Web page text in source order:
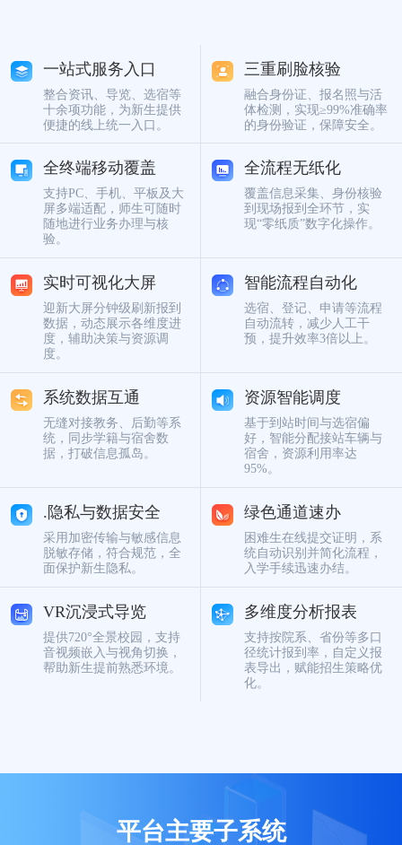
一站式服务入口
整合资讯、导览、选宿等
十余项功能，为新生提供
便捷的线上统一入口。
三重刷脸核验
融合身份证、报名照与活
体检测，实现≥99%准确率
的身份验证，保障安全。
全终端移动覆盖
支持PC、手机、平板及大
屏多端适配，师生可随时
随地进行业务办理与核
验。
全流程无纸化
覆盖信息采集、身份核验
到现场报到全环节，实
现“零纸质”数字化操作。
实时可视化大屏
迎新大屏分钟级刷新报到
数据，动态展示各维度进
度，辅助决策与资源调
度。
智能流程自动化
选宿、登记、申请等流程
自动流转，减少人工干
预，提升效率3倍以上。
系统数据互通
无缝对接教务、后勤等系
统，同步学籍与宿舍数
据，打破信息孤岛。
资源智能调度
基于到站时间与选宿偏
好，智能分配接站车辆与
宿舍，资源利用率达
95%。
.隐私与数据安全
采用加密传输与敏感信息
脱敏存储，符合规范，全
面保护新生隐私。
绿色通道速办
困难生在线提交证明，系
统自动识别并简化流程，
入学手续迅速办结。
VR沉浸式导览
提供720°全景校园，支持
音视频嵌入与视角切换，
帮助新生提前熟悉环境。
多维度分析报表
支持按院系、省份等多口
径统计报到率，自定义报
表导出，赋能招生策略优
化。
平台主要子系统